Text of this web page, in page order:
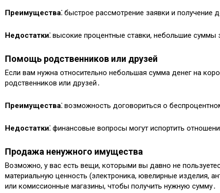
Преимущества⁚ быстрое рассмотрение заявки и получение
Недостатки⁚ высокие процентные ставки, небольшие суммы
Помощь родственников или друзей
Если вам нужна относительно небольшая сумма денег на
родственников или друзей․
Преимущества⁚ возможность договориться о
Недостатки⁚ финансовые вопросы могут испортить
Продажа ненужного имущества
Возможно, у вас есть вещи, которыми вы давно не
материальную ценность (электроника, ювелирные изделия,
или комиссионные магазины, чтобы получить нужную сумму․